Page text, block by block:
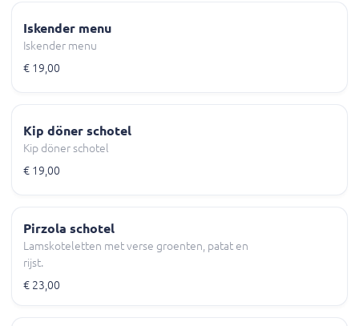
Iskender menu
Iskender menu
€ 19,00
Kip döner schotel
Kip döner schotel
€ 19,00
Pirzola schotel
Lamskoteletten met verse groenten, patat en
rijst.
€ 23,00